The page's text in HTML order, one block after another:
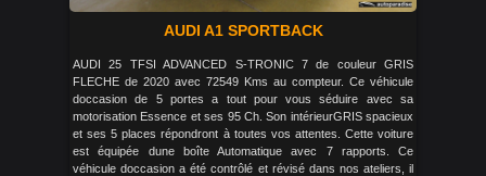
AUDI A1 SPORTBACK
AUDI 25 TFSI ADVANCED S-TRONIC 7 de couleur GRIS
FLECHE de 2020 avec 72549 Kms au compteur. Ce véhicule
doccasion de 5 portes a tout pour vous séduire avec sa
motorisation Essence et ses 95 Ch. Son intérieurGRIS spacieux
et ses 5 places répondront à toutes vos attentes. Cette voiture
est équipée dune boîte Automatique avec 7 rapports. Ce
véhicule doccasion a été contrôlé et révisé dans nos ateliers, il